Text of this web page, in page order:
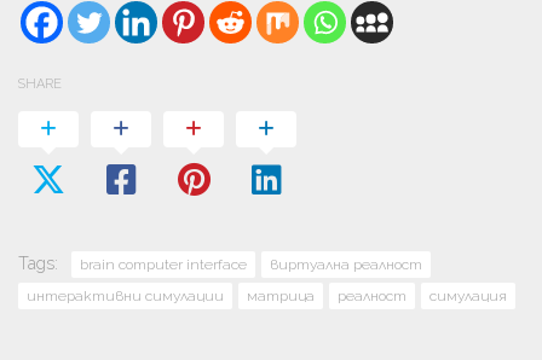
SHARE
Tags: brain computer interface
виртуална реалност
интерактивни симулации
матрица реалност симулация